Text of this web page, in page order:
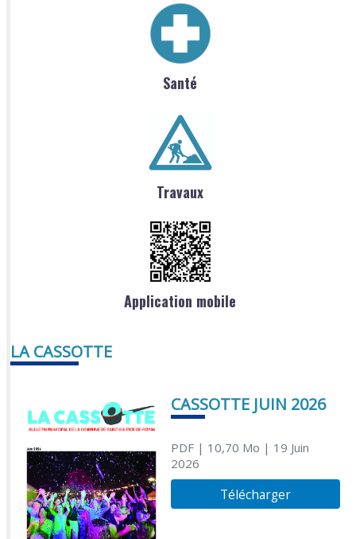
Santé
Travaux
Application mobile
LA CASSOTTE
CASSOTTE JUIN 2026
PDF| 10,70 Mo | 19 Juin
2026
Télécharger